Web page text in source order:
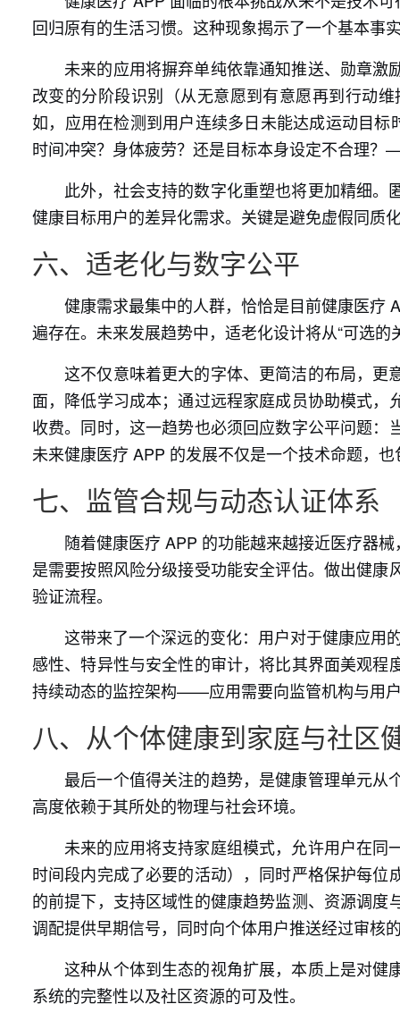
回归原有的生活习惯。这种现象揭示了一个基本事
未来的应用将摒弃单纯依靠通知推送、勋章
改变的分阶段识别（从无意愿到有意愿再到行动
如，应用在检测到用户连续多日未能达成运动目
时间冲突？身体疲劳？还是目标本身设定不合理
此外，社会支持的数字化重塑也将更加精细
健康目标用户的差异化需求。关键是避免虚假同质
六、适老化与数字公平
健康需求最集中的人群，恰恰是目前健康医疗
遍存在。未来发展趋势中，适老化设计将从“可选
这不仅意味着更大的字体、更简洁的布局，
面，降低学习成本；通过远程家庭成员协助模式
收费。同时，这一趋势也必须回应数字公平问题
未来健康医疗 APP 的发展不仅是一个技术命题，
七、监管合规与动态认证体系
随着健康医疗 APP 的功能越来越接近医疗器
是需要按照风险分级接受功能安全评估。做出健
验证流程。
这带来了一个深远的变化：用户对于健康应用
感性、特异性与安全性的审计，将比其界面美观
持续动态的监控架构——应用需要向监管机构与用
八、从个体健康到家庭与社区
最后一个值得关注的趋势，是健康管理单元
高度依赖于其所处的物理与社会环境。
未来的应用将支持家庭组模式，允许用户在
时间段内完成了必要的活动），同时严格保护每
的前提下，支持区域性的健康趋势监测、资源调
调配提供早期信号，同时向个体用户推送经过审核
这种从个体到生态的视角扩展，本质上是对
系统的完整性以及社区资源的可及性。